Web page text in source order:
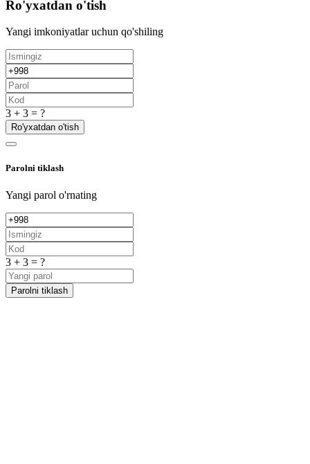
Ro'yxatdan o'tish
Yangi imkoniyatlar uchun qo'shiling
3 + 3 = ?
Ro'yxatdan o'tish
Parolni tiklash
Yangi parol o'rnating
3 + 3 = ?
Parolni tiklash